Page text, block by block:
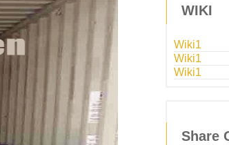
WIKI
Wiki1
Wiki1
Wiki1
Share